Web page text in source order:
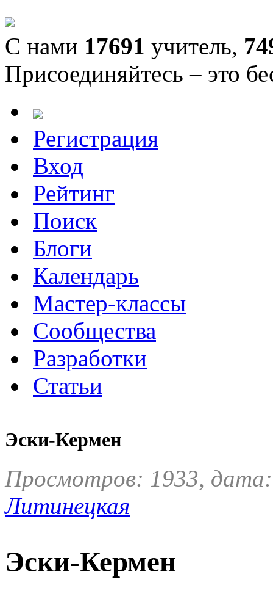
С нами 17691 учитель,
Присоединяйтесь – это
Регистрация
Вход
Рейтинг
Поиск
Блоги
Календарь
Мастер-классы
Сообщества
Разработки
Статьи
Эски-Кермен
Просмотров: 1933,
Литинецкая
Эски-Кермен